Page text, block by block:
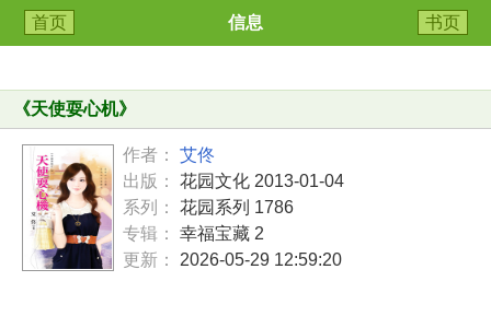
首页 信息 书页
《天使耍心机》
作者：
艾佟
出版：
花园文化 2013-01-04
系列：
花园系列 1786
专辑：
幸福宝藏 2
更新：
2026-05-29 12:59:20